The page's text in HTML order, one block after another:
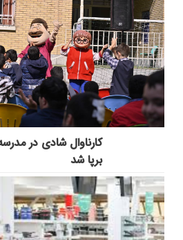
کارناوال شادی در
برپا شد